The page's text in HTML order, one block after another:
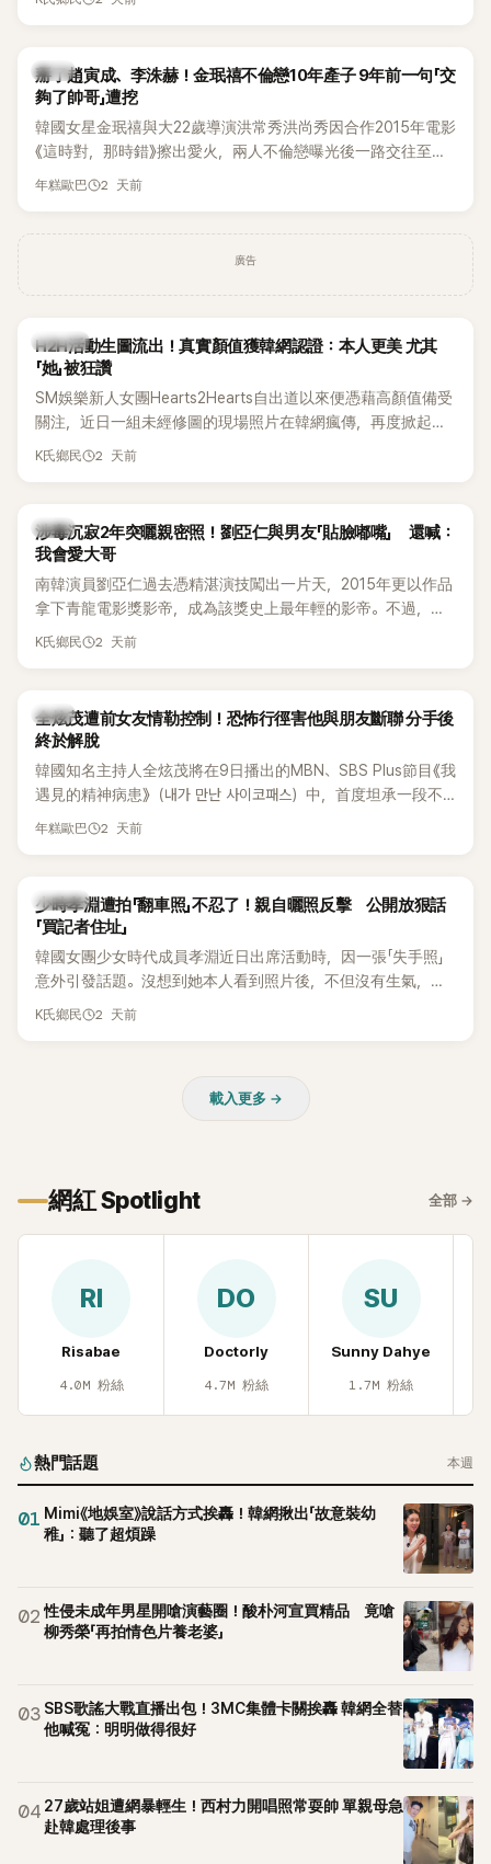
韓星
掰了趙寅成、李洙赫！金珉禧不倫戀10年產子 9年前一句「交
夠了帥哥」遭挖
韓國女星金珉禧與大22歲導演洪常秀洪尚秀因合作2015年電影
《這時對，那時錯》擦出愛火，兩人不倫戀曝光後一路交往至
今，戀情已持續近10年，並於去年迎來兩人的兒子。金珉禧也
一句台詞卻突然被韓網翻出，意外再度掀起熱議。
年糕歐巴 2 天前
廣告
K-POP
H2H活動生圖流出！真實顏值獲韓網認證：本人更美 尤其
「她」被狂讚
SM娛樂新人女團Hearts2Hearts自出道以來便憑藉高顏值備受
關注，近日一組未經修圖的現場照片在韓網瘋傳，再度掀起熱
烈討論，不少看過本人的網友更直呼：「真人比照片還漂亮！」
K氏鄉民 2 天前
韓星
涉毒沉寂2年突曬親密照！劉亞仁與男友「貼臉嘟嘴」 還喊：
我會愛大哥
南韓演員劉亞仁過去憑精湛演技闖出一片天，2015年更以作品
拿下青龍電影獎影帝，成為該獎史上最年輕的影帝。不過，他
2023年爆出涉毒風波後，演藝事業受到重創，後續又牽扯與男
K氏鄉民 2 天前
韓星
全炫茂遭前女友情勒控制！恐怖行徑害他與朋友斷聯 分手後
終於解脫
韓國知名主持人全炫茂將在9日播出的MBN、SBS Plus節目《我
遇見的精神病患》（내가 만난 사이코패스）中，首度坦承一段不
堪回首的戀愛經歷，自爆曾遭前女友過度控制，不僅走到哪都
年糕歐巴 2 天前
K-POP
少時孝淵遭拍「翻車照」不忍了！親自曬照反擊 公開放狠話
「買記者住址」
韓國女團少女時代成員孝淵近日出席活動時，因一張「失手照」
意外引發話題。沒想到她本人看到照片後，不但沒有生氣，反
而親自把照片放上IG限時動態開玩笑，甚至幽默喊話要「買記者
K氏鄉民 2 天前
載入更多 →
網紅 Spotlight 全部 →
RI
Risabae
4.0M 粉絲
DO
Doctorly
4.7M 粉絲
SU
Sunny Dahye
1.7M 粉絲
熱門話題 本週
01 Mimi《地娛室》說話方式挨轟！韓網揪出「故意裝幼
稚」：聽了超煩躁
02 性侵未成年男星開嗆演藝圈！酸朴河宣買精品 竟嗆
柳秀榮「再拍情色片養老婆」
03 SBS歌謠大戰直播出包！3MC集體卡關挨轟 韓網全替
他喊冤：明明做得很好
04 27歲站姐遭網暴輕生！西村力開唱照常耍帥 單親母急
赴韓處理後事